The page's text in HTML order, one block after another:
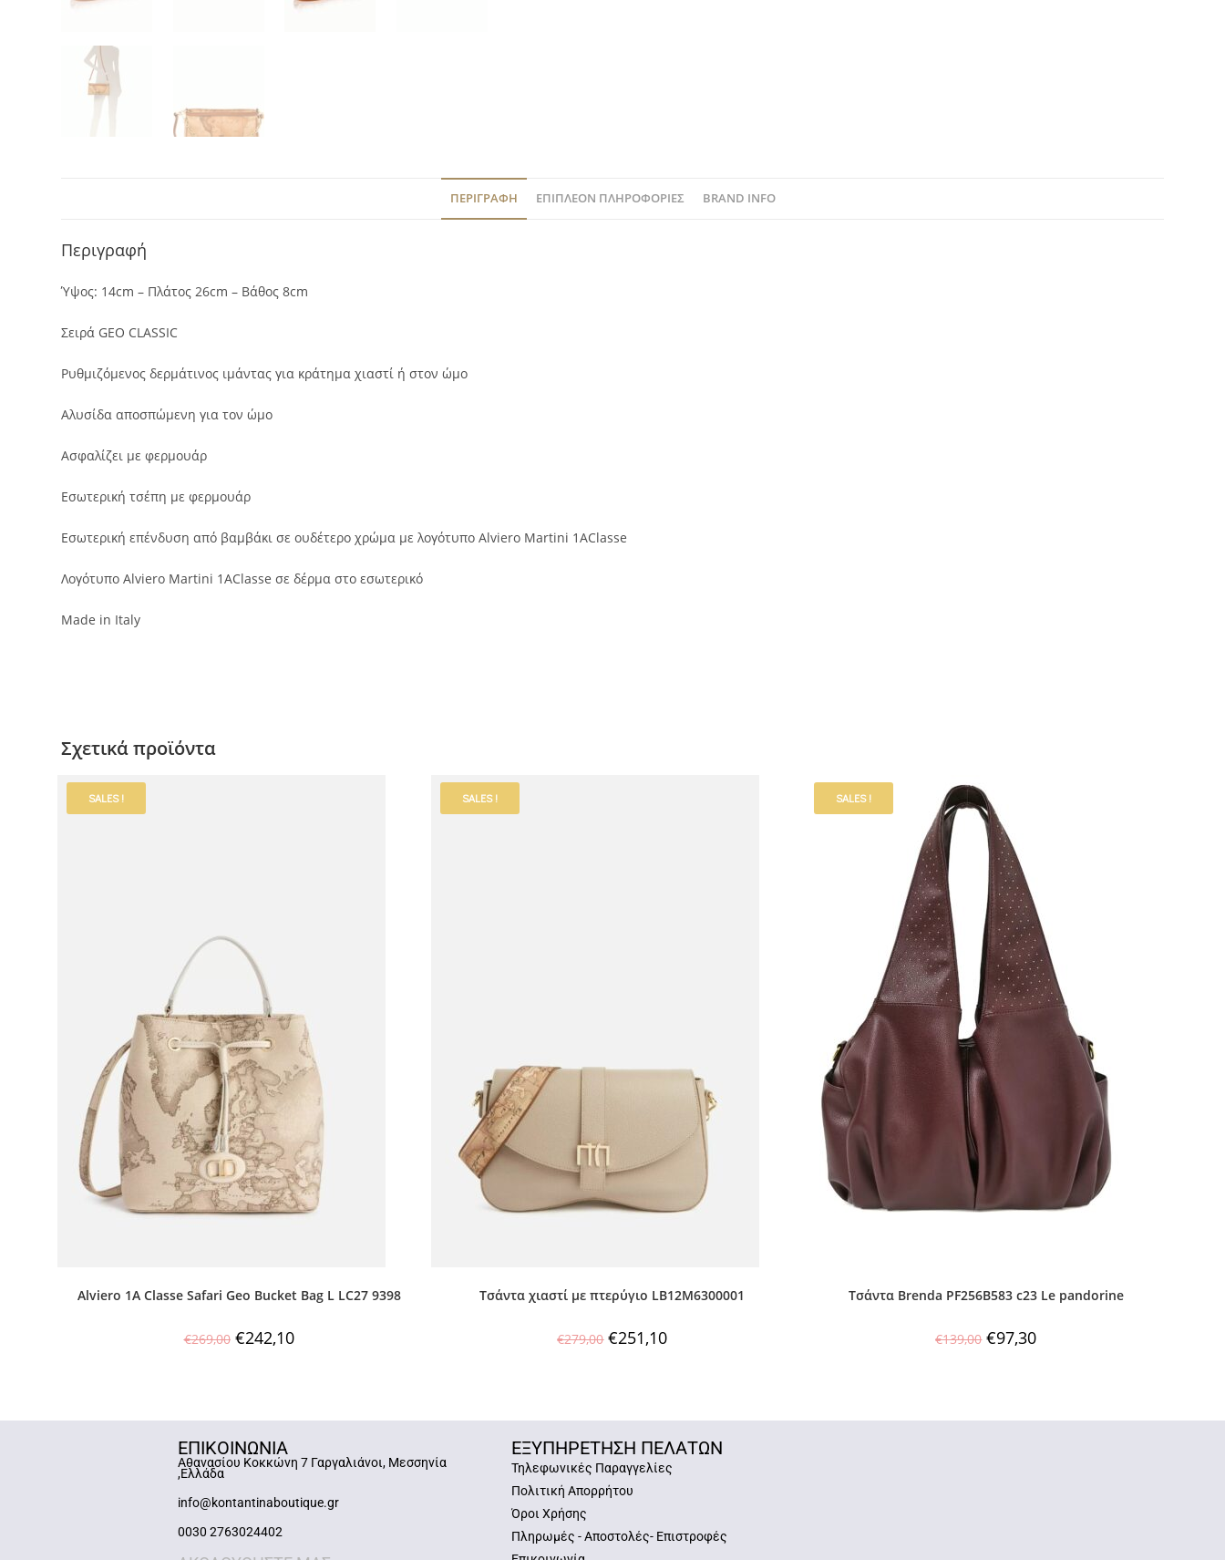
ΠΕΡΙΓΡΑΦΉ ΕΠΙΠΛΈΟΝ ΠΛΗΡΟΦΟΡΊΕΣ BRAND INFO
Περιγραφή
Ύψος: 14cm – Πλάτος 26cm – Βάθος 8cm
Σειρά GEO CLASSIC
Ρυθμιζόμενος δερμάτινος ιμάντας για κράτημα χιαστί ή στον ώμο
Αλυσίδα αποσπώμενη για τον ώμο
Ασφαλίζει με φερμουάρ
Εσωτερική τσέπη με φερμουάρ
Εσωτερική επένδυση από βαμβάκι σε ουδέτερο χρώμα με λογότυπο Alviero Martini 1AClasse
Λογότυπο Alviero Martini 1AClasse σε δέρμα στο εσωτερικό
Made in Italy
Σχετικά προϊόντα
SALES !
Alviero 1A Classe Safari Geo Bucket Bag L LC27 9398
€269,00 €242,10
SALES !
Τσάντα χιαστί με πτερύγιο LB12M6300001
€279,00 €251,10
SALES !
Τσάντα Brenda PF256B583 c23 Le pandorine
€139,00 €97,30
ΕΠΙΚΟΙΝΩΝΙΑ
Αθανασίου Κοκκώνη 7 Γαργαλιάνοι, Μεσσηνία
,Ελλάδα
info@kontantinaboutique.gr
0030 2763024402
ΕΞΥΠΗΡΕΤΗΣΗ ΠΕΛΑΤΩΝ
Τηλεφωνικές Παραγγελίες
Πολιτική Απορρήτου
Όροι Χρήσης
Πληρωμές - Αποστολές- Επιστροφές